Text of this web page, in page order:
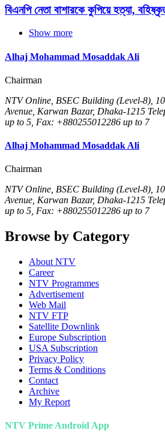
বিএনপি নেতা বাশারকে কুপিয়ে হত্যা,
Show more
Alhaj Mohammad Mosaddak Ali
Chairman
NTV Online, BSEC Building (Level-8),
Avenue, Karwan Bazar, Dhaka-1215
up to 5, Fax: +880255012286 up to 7
Alhaj Mohammad Mosaddak Ali
Chairman
NTV Online, BSEC Building (Level-8),
Avenue, Karwan Bazar, Dhaka-1215
up to 5, Fax: +880255012286 up to 7
Browse by Category
About NTV
Career
NTV Programmes
Advertisement
Web Mail
NTV FTP
Satellite Downlink
Europe Subscription
USA Subscription
Privacy Policy
Terms & Conditions
Contact
Archive
My Report
NTV Prime Android App